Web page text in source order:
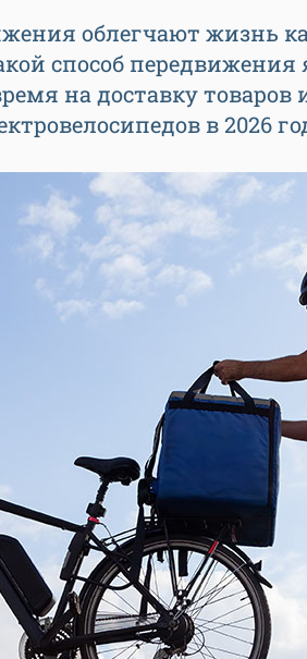
облегчают жизнь
способ
на доставку
в 2026